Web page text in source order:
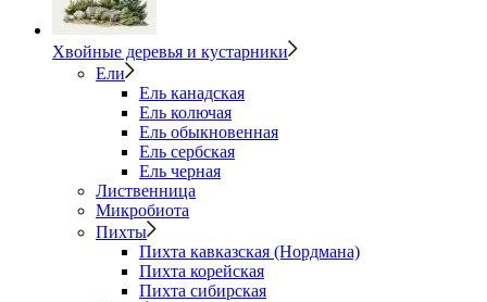
Хвойные деревья и кустарники
Ели
Ель канадская
Ель колючая
Ель обыкновенная
Ель сербская
Ель черная
Лиственница
Микробиота
Пихты
Пихта кавказская (Нордмана)
Пихта корейская
Пихта сибирская